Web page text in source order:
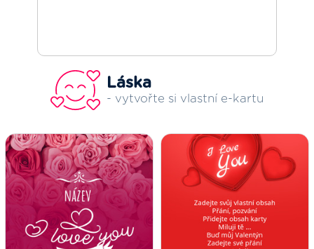
Láska
- vytvořte si vlastní e-kartu